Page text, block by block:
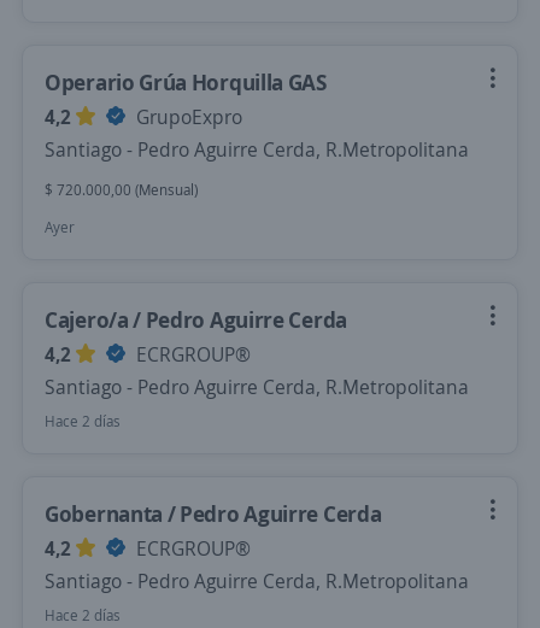
Operario Grúa Horquilla GAS
4,2
GrupoExpro
Santiago - Pedro Aguirre Cerda, R.Metropolitana
$ 720.000,00 (Mensual)
Ayer
Cajero/a / Pedro Aguirre Cerda
4,2
ECRGROUP®️
Santiago - Pedro Aguirre Cerda, R.Metropolitana
Hace 2 días
Gobernanta / Pedro Aguirre Cerda
4,2
ECRGROUP®️
Santiago - Pedro Aguirre Cerda, R.Metropolitana
Hace 2 días